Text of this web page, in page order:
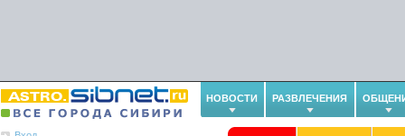
НОВОСТИ РАЗВЛЕЧЕНИЯ